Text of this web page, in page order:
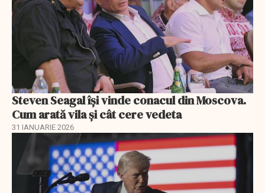
Steven Seagal își vinde conacul din Moscova.
Cum arată vila și cât cere vedeta
31 IANUARIE 2026